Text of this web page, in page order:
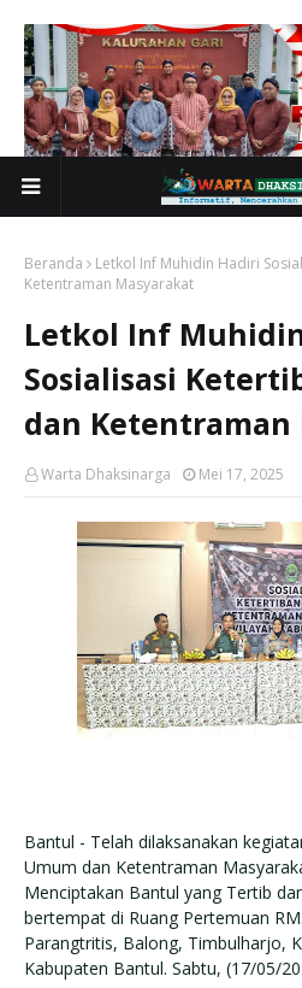
Beranda
Letkol Inf Muhidin Hadiri
Ketentraman Masyarakat
Letkol Inf
Sosialisasi
dan Ketentraman
Warta Dhaksinarga Mei 17, 2025
Bantul - Telah dilaksanakan
Umum dan Ketentraman
Menciptakan Bantul yang Tertib
bertempat di Ruang Pertemuan
Parangtritis, Balong, Timbulharjo,
Kabupaten Bantul. Sabtu, (17/05/